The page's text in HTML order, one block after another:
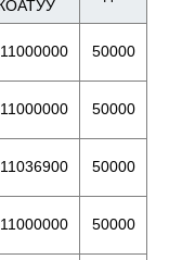
50000
50000
50000
50000